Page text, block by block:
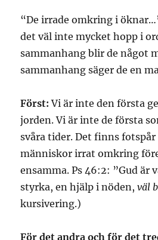
“De irrade omkring i
det väl inte mycket hopp i
sammanhang blir de något
sammanhang säger de en
Först: Vi är inte den första
jorden. Vi är inte de första
svåra tider. Det finns fotspår
människor irrat omkring
ensamma. Ps 46:2: ”Gud är
styrka, en hjälp i nöden,väl
kursivering.)
För det andra och för det